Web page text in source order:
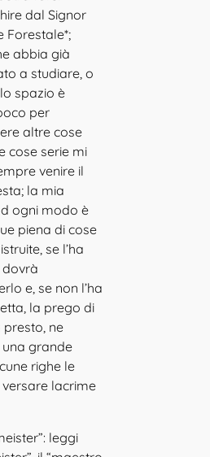
dal Signor
Forestale*;
abbia già
a studiare, o
spazio è
per
altre cose
cose serie mi
venire il
la mia
ogni modo è
piena di cose
se l’ha
e, se non l’ha
la prego di
ne
grande
righe le
lacrime
leggi